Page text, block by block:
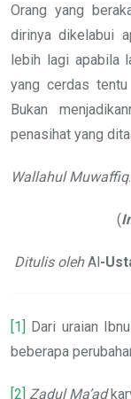
Orang yang
dirinya dikelabui
lebih lagi apabila
yang cerdas tentu
Bukan
penasihat yang
Wallahul Muwaffiq.
(
Ditulis olehAl-
[1] Dari uraian
beberapa
[2] Zadul Ma’ad